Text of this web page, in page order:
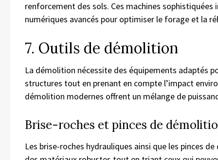
renforcement des sols. Ces machines
numériques avancés pour optimiser le forage et la
7. Outils de démolition
La démolition nécessite des équipements adaptés
structures tout en prenant en compte l’impact
démolition modernes offrent un mélange de
Brise-roches et pinces de
Les brise-roches hydrauliques ainsi que les pinces